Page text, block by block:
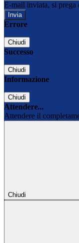
E-mail inviata, si prega
Errore
Chiudi
Successo
Chiudi
Informazione
Chiudi
Attendere...
Attendere il
Chiudi